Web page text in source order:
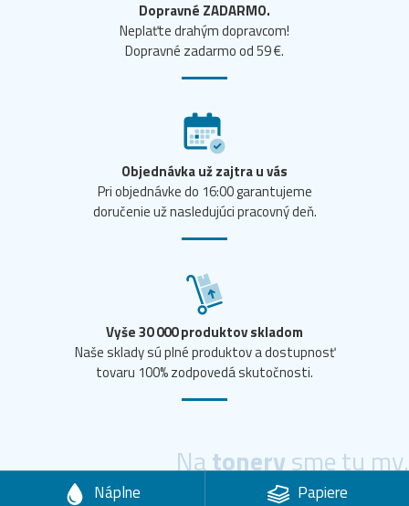
Dopravné ZADARMO.
Neplaťte drahým dopravcom!
Dopravné zadarmo od 59 €.
Objednávka už zajtra u vás
Pri objednávke do 16:00 garantujeme
doručenie už nasledujúci pracovný deň.
Vyše 30 000 produktov skladom
Naše sklady sú plné produktov a dostupnosť
tovaru 100% zodpovedá skutočnosti.
Natonerysme tu my.
Náplne
Papiere